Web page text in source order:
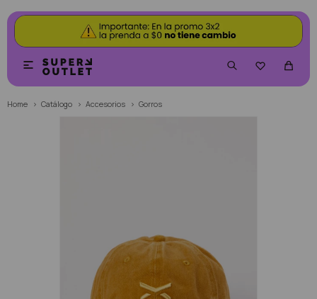


Home Catálogo Accesorios Gorros